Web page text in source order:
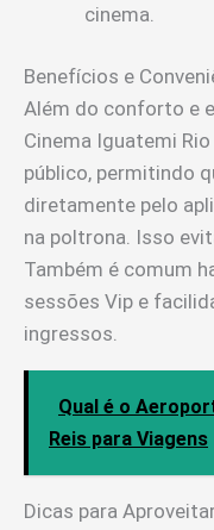
cinema.
Benefícios e
Além do conforto e
Cinema Iguatemi
público, permitindo
diretamente pelo
na poltrona. Isso
Também é comum
sessões Vip e
ingressos.
Qual é o
Reis para Viagens
Dicas para